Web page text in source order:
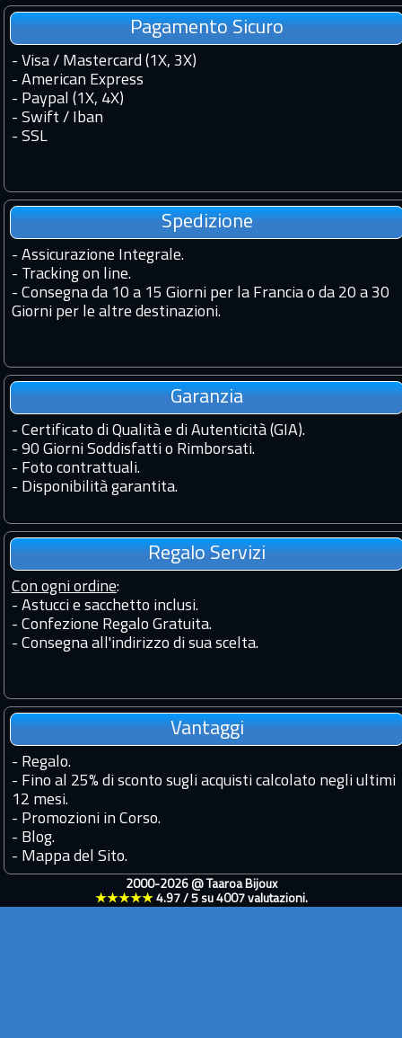
Pagamento Sicuro
- Visa / Mastercard (1X, 3X)
- American Express
- Paypal (1X, 4X)
- Swift / Iban
- SSL
Spedizione
- Assicurazione Integrale.
- Tracking on line.
- Consegna da 10 a 15 Giorni per la Francia o da 20 a 30
Giorni per le altre destinazioni.
Garanzia
- Certificato di Qualità e di Autenticità (GIA).
- 90 Giorni Soddisfatti o Rimborsati.
- Foto contrattuali.
- Disponibilità garantita.
Regalo Servizi
Con ogni ordine:
- Astucci e sacchetto inclusi.
- Confezione Regalo Gratuita.
- Consegna all'indirizzo di sua scelta.
Vantaggi
- Regalo.
- Fino al 25% di sconto sugli acquisti calcolato negli ultimi
12 mesi.
- Promozioni in Corso.
- Blog.
- Mappa del Sito.
2000-2026 @ Taaroa Bijoux
★★★★★ 4.97/ 5su 4007valutazioni.